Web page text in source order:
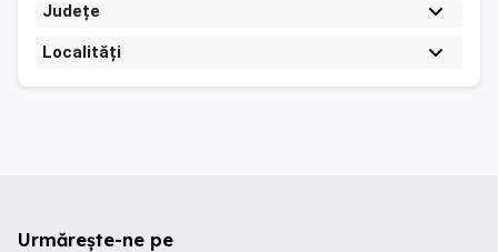
Județe
Localități
Urmărește-ne pe